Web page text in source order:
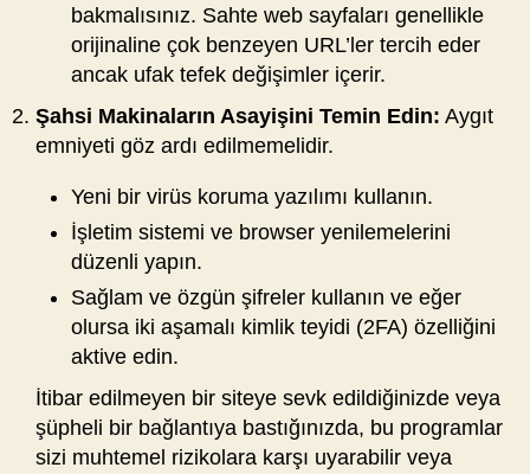
bakmalısınız. Sahte web sayfaları genellikle
orijinaline çok benzeyen URL’ler tercih eder
ancak ufak tefek değişimler içerir.
Şahsi Makinaların Asayişini Temin Edin: Aygıt
emniyeti göz ardı edilmemelidir.
Yeni bir virüs koruma yazılımı kullanın.
İşletim sistemi ve browser yenilemelerini
düzenli yapın.
Sağlam ve özgün şifreler kullanın ve eğer
olursa iki aşamalı kimlik teyidi (2FA) özelliğini
aktive edin.
İtibar edilmeyen bir siteye sevk edildiğinizde veya
şüpheli bir bağlantıya bastığınızda, bu programlar
sizi muhtemel rizikolara karşı uyarabilir veya